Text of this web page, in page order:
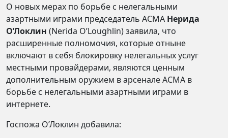
О новых мерах по борьбе с нелегальными
азартными играми председатель ACMA Нерида
О’Локлин (Nerida O’Loughlin) заявила, что
расширенные полномочия, которые отныне
включают в себя блокировку нелегальных услуг
местными провайдерами, являются ценным
дополнительным оружием в арсенале ACMA в
борьбе с нелегальными азартными играми в
интернете.
Госпожа О’Локлин добавила: